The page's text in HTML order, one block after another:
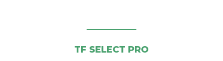
TF SELECT PRO